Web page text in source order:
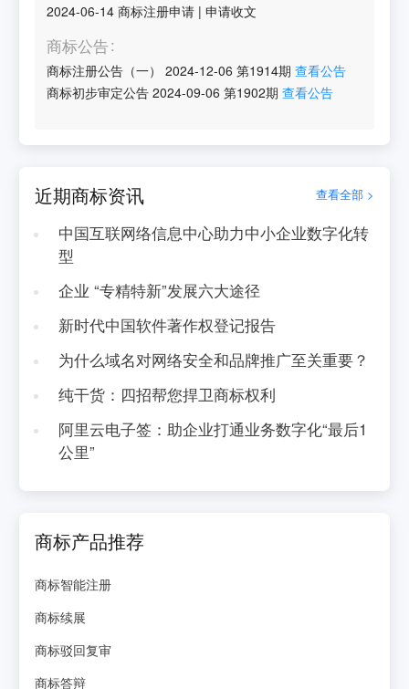
2024-06-14 商标注册申请 |申请收文
商标公告
商标注册公告（一） 2024-12-06 第1914期 查看公告
商标初步审定公告 2024-09-06 第1902期 查看公告
近期商标资讯 查看全部 >
中国互联网络信息中心助力中小企业数字化转
型
企业 “专精特新”发展六大途径
新时代中国软件著作权登记报告
为什么域名对网络安全和品牌推广至关重要？
纯干货：四招帮您捍卫商标权利
阿里云电子签：助企业打通业务数字化“最后1
公里”
商标产品推荐
商标智能注册
商标续展
商标驳回复审
商标答辩